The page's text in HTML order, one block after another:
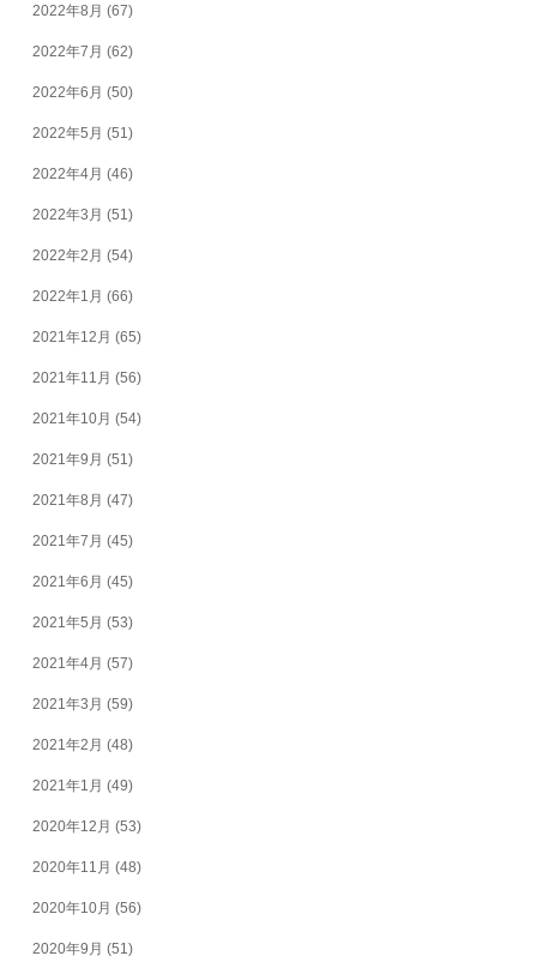
2022年8月 (67)
2022年7月 (62)
2022年6月 (50)
2022年5月 (51)
2022年4月 (46)
2022年3月 (51)
2022年2月 (54)
2022年1月 (66)
2021年12月 (65)
2021年11月 (56)
2021年10月 (54)
2021年9月 (51)
2021年8月 (47)
2021年7月 (45)
2021年6月 (45)
2021年5月 (53)
2021年4月 (57)
2021年3月 (59)
2021年2月 (48)
2021年1月 (49)
2020年12月 (53)
2020年11月 (48)
2020年10月 (56)
2020年9月 (51)